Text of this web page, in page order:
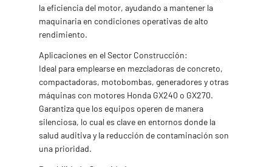
la eficiencia del motor, ayudando a mantener la
maquinaria en condiciones operativas de alto
rendimiento.
Aplicaciones en el Sector Construcción:
Ideal para emplearse en mezcladoras de concreto,
compactadoras, motobombas, generadores y otras
máquinas con motores Honda GX240 o GX270.
Garantiza que los equipos operen de manera
silenciosa, lo cual es clave en entornos donde la
salud auditiva y la reducción de contaminación son
una prioridad.